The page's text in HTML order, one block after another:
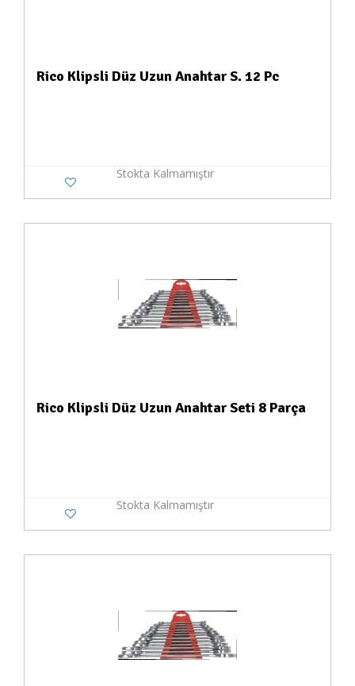
Rico Klipsli Düz Uzun Anahtar S. 12 Pc
Stokta Kalmamıştır
Rico Klipsli Düz Uzun Anahtar Seti 8 Parça
Stokta Kalmamıştır